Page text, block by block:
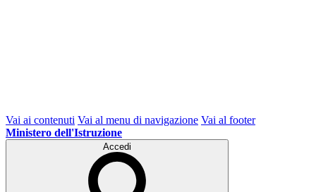
Vai ai contenuti Vai al menu di navigazione Vai al footer
Ministero dell'Istruzione
Accedi